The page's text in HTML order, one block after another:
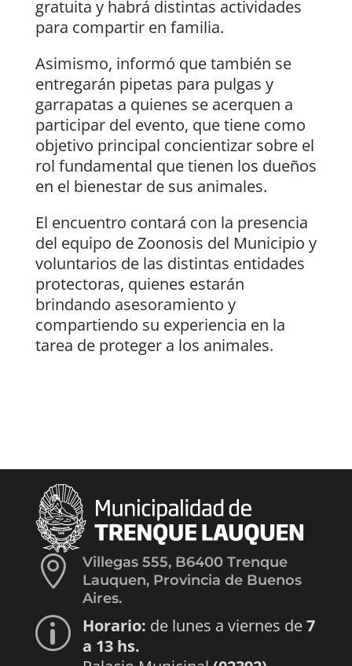
gratuita y habrá distintas actividades
para compartir en familia.
Asimismo, informó que también se
entregarán pipetas para pulgas y
garrapatas a quienes se acerquen a
participar del evento, que tiene como
objetivo principal concientizar sobre el
rol fundamental que tienen los dueños
en el bienestar de sus animales.
El encuentro contará con la presencia
del equipo de Zoonosis del Municipio y
voluntarios de las distintas entidades
protectoras, quienes estarán
brindando asesoramiento y
compartiendo su experiencia en la
tarea de proteger a los animales.

Villegas 555, B6400 Trenque
Lauquen, Provincia de Buenos
Aires.
p Horario: de lunes a viernes de7
a 13 hs.